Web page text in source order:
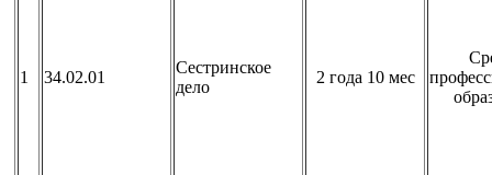
1 34.02.01
Сестринское
дело
2 года 10 мес